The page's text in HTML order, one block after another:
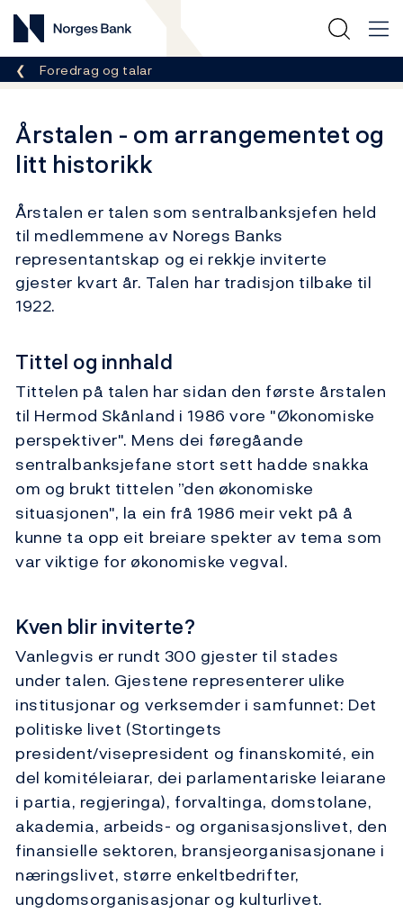
Norges Bank
Her er du nå:
Foredrag og talar
Årstalen - om arrangementet og
litt historikk
Årstalen er talen som sentralbanksjefen held
til medlemmene av Noregs Banks
representantskap og ei rekkje inviterte
gjester kvart år. Talen har tradisjon tilbake til
1922.
Tittel og innhald
Tittelen på talen har sidan den første årstalen
til Hermod Skånland i 1986 vore "Økonomiske
perspektiver". Mens dei føregåande
sentralbanksjefane stort sett hadde snakka
om og brukt tittelen ”den økonomiske
situasjonen", la ein frå 1986 meir vekt på å
kunne ta opp eit breiare spekter av tema som
var viktige for økonomiske vegval.
Kven blir inviterte?
Vanlegvis er rundt 300 gjester til stades
under talen. Gjestene representerer ulike
institusjonar og verksemder i samfunnet: Det
politiske livet (Stortingets
president/visepresident og finanskomité, ein
del komitéleiarar, dei parlamentariske leiarane
i partia, regjeringa), forvaltinga, domstolane,
akademia, arbeids- og organisasjonslivet, den
finansielle sektoren, bransjeorganisasjonane i
næringslivet, større enkeltbedrifter,
ungdomsorganisasjonar og kulturlivet.